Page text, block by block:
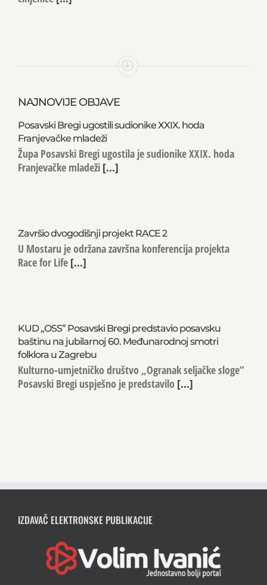
NAJNOVIJE OBJAVE
Posavski Bregi ugostili sudionike XXIX. hoda
Franjevačke mladeži
Župa Posavski Bregi ugostila je sudionike XXIX. hoda
Franjevačke mladeži [...]
Završio dvogodišnji projekt RACE 2
U Mostaru je održana završna konferencija projekta
Race for Life [...]
KUD „OSS” Posavski Bregi predstavio posavsku
baštinu na jubilarnoj 60. Međunarodnoj smotri
folklora u Zagrebu
Kulturno-umjetničko društvo „Ogranak seljačke sloge”
Posavski Bregi uspješno je predstavilo [...]
IZDAVAČ ELEKTRONSKE PUBLIKACIJE